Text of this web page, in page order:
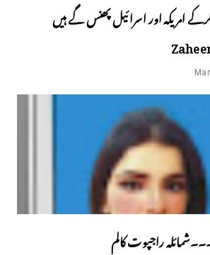
امریکہ اور اسرائیل پھنس گے ہیں
راجپوت کالم